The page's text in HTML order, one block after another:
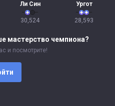
Ли Син
30,524
Ургот
28,593
мастерство чемпиона?
и посмотрите!